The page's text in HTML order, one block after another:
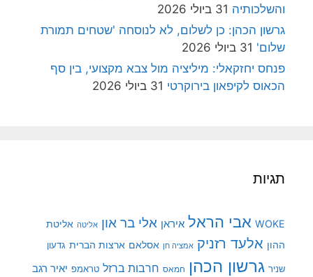
והשלכותיה 31 ביולי 2026
גרשון הכהן: כן לשלום, לא לנוסחה 'שטחים תמורת
שלום' 31 ביולי 2026
פנחס יחזקאלי: מיליציה מול צבא מקצועי, בין סף
הכאוס לקיפאון בירוקרטי 31 ביולי 2026
תגיות
WOKE אבי הראל איראן אלי בר און אליטה אליטת
ההון אלעד רזניק אמציה חן אסלאם ארצות הברית גדעון
שניר גרשון הכהן חמאס חרבות ברזל טראמפ יאיר רגב